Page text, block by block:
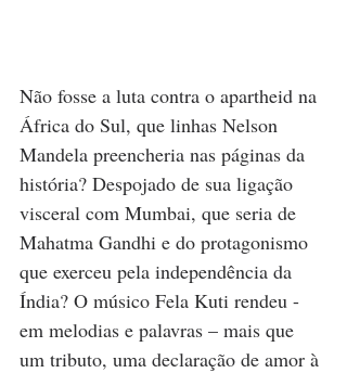
Não fosse a luta contra o apartheid na
África do Sul, que linhas Nelson
Mandela preencheria nas páginas da
história? Despojado de sua ligação
visceral com Mumbai, que seria de
Mahatma Gandhi e do protagonismo
que exerceu pela independência da
Índia? O músico Fela Kuti rendeu -
em melodias e palavras – mais que
um tributo, uma declaração de amor à